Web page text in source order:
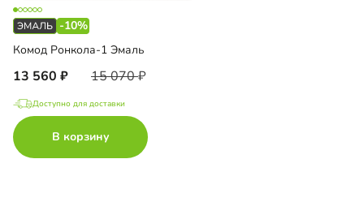
-10%
Комод Ронкола-1 Эмаль
13 560 15 070
Доступно для доставки
В корзину